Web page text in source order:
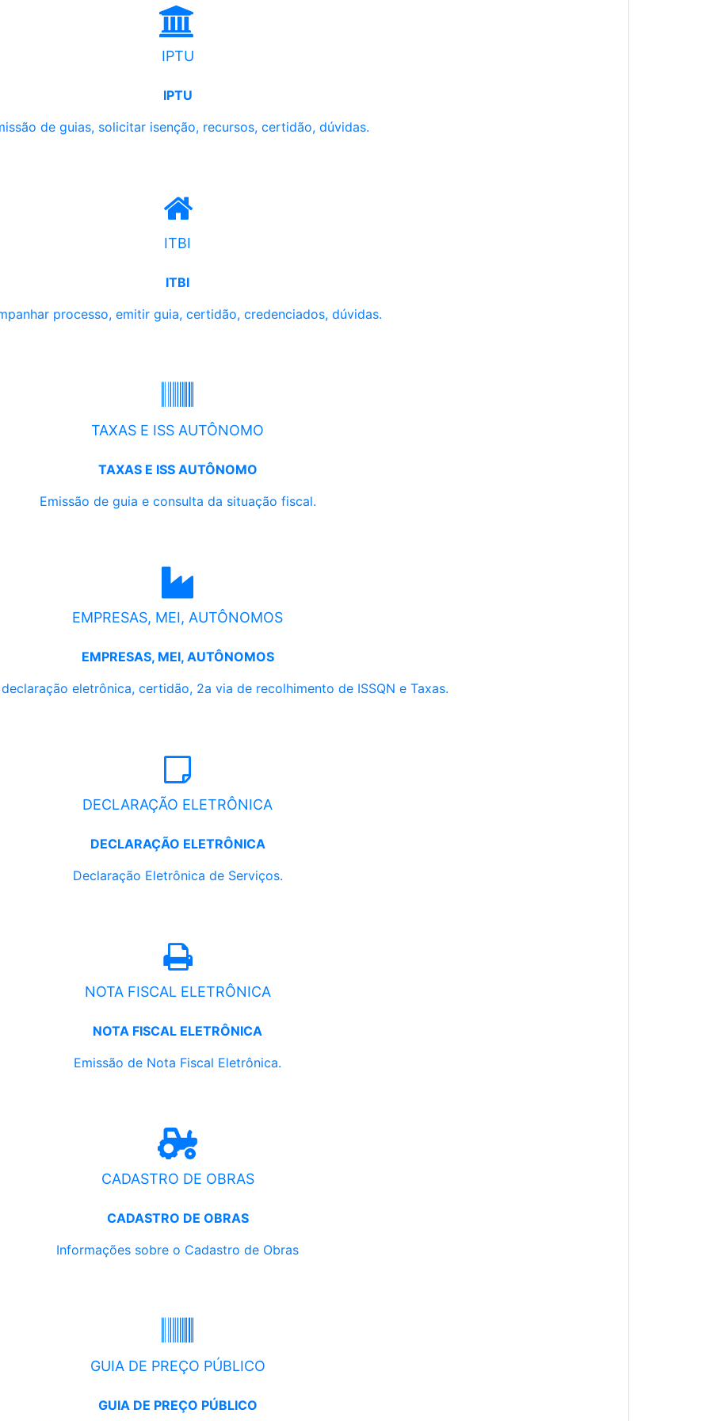
IPTU
IPTU
de guias, solicitar isenção, recursos, certidão, dúvidas.
ITBI
ITBI
processo, emitir guia, certidão, credenciados, dúvidas.
TAXAS E ISS AUTÔNOMO
TAXAS E ISS AUTÔNOMO
Emissão de guia e consulta da situação fiscal.
EMPRESAS, MEI, AUTÔNOMOS
EMPRESAS, MEI, AUTÔNOMOS
eletrônica, certidão, 2a via de recolhimento de ISSQN e Taxas.
DECLARAÇÃO ELETRÔNICA
DECLARAÇÃO ELETRÔNICA
Declaração Eletrônica de Serviços.
NOTA FISCAL ELETRÔNICA
NOTA FISCAL ELETRÔNICA
Emissão de Nota Fiscal Eletrônica.
CADASTRO DE OBRAS
CADASTRO DE OBRAS
Informações sobre o Cadastro de Obras
GUIA DE PREÇO PÚBLICO
GUIA DE PREÇO PÚBLICO